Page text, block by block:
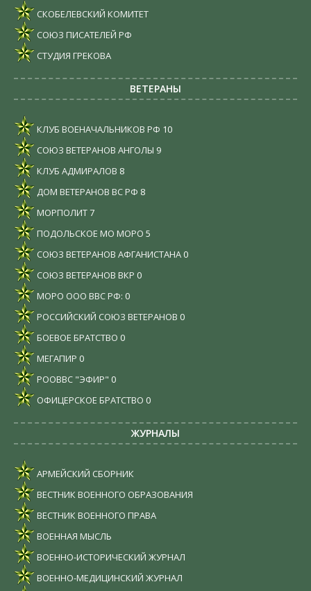
СКОБЕЛЕВСКИЙ КОМИТЕТ
СОЮЗ ПИСАТЕЛЕЙ РФ
СТУДИЯ ГРЕКОВА
ВЕТЕРАНЫ
КЛУБ ВОЕНАЧАЛЬНИКОВ РФ 10
СОЮЗ ВЕТЕРАНОВ АНГОЛЫ 9
КЛУБ АДМИРАЛОВ 8
ДОМ ВЕТЕРАНОВ ВС РФ 8
МОРПОЛИТ7
ПОДОЛЬСКОЕ МО МОРО 5
СОЮЗ ВЕТЕРАНОВ АФГАНИСТАНА 0
СОЮЗ ВЕТЕРАНОВ ВКР 0
МОРО ООО ВВС РФ: 0
РОССИЙСКИЙ СОЮЗ ВЕТЕРАНОВ 0
БОЕВОЕ БРАТСТВО 0
МЕГАПИР 0
РООВВС "ЭФИР" 0
ОФИЦЕРСКОЕ БРАТСТВО 0
ЖУРНАЛЫ
АРМЕЙСКИЙ СБОРНИК
ВЕСТНИК ВОЕННОГО ОБРАЗОВАНИЯ
ВЕСТНИК ВОЕННОГО ПРАВА
ВОЕННАЯ МЫСЛЬ
ВОЕННО-ИСТОРИЧЕСКИЙ ЖУРНАЛ
ВОЕННО-МЕДИЦИНСКИЙ ЖУРНАЛ